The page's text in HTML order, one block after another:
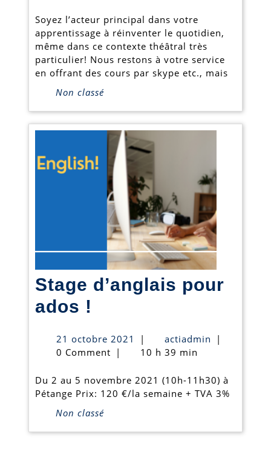
19
Soyez l’acteur principal dans votre
apprentissage à réinventer le quotidien,
même dans ce contexte théâtral très
particulier! Nous restons à votre service
en offrant des cours par skype etc., mais
Non classé
Stage d’anglais pour
ados !
pour
ados
!
21 octobre 2021
21
octobre
| actiadmin actiadmin
|
0 Comment | 10 h 39 min
Du 2 au 5 novembre 2021 (10h-11h30) à
Pétange Prix: 120 €/la semaine + TVA 3%
Non classé